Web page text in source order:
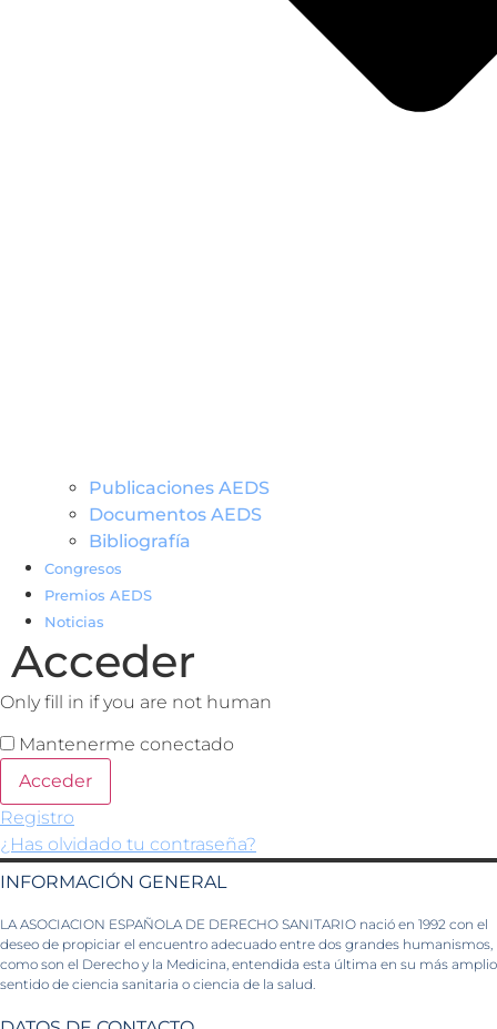
Publicaciones AEDS
Documentos AEDS
Bibliografía
Congresos
Premios AEDS
Noticias
Acceder
Only fill in if you are not human
Mantenerme conectado
Registro
¿Has olvidado tu contraseña?
INFORMACIÓN GENERAL
LA ASOCIACION ESPAÑOLA DE DERECHO SANITARIO nació en 1992 con el
deseo de propiciar el encuentro adecuado entre dos grandes humanismos,
como son el Derecho y la Medicina, entendida esta última en su más amplio
sentido de ciencia sanitaria o ciencia de la salud.